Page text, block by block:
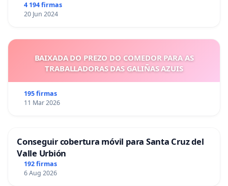
4 194 firmas
20 Jun 2024
BAIXADA DO PREZO DO COMEDOR PARA AS
TRABALLADORAS DAS GALIÑAS AZUIS
195 firmas
11 Mar 2026
Conseguir cobertura móvil para Santa Cruz del
Valle Urbión
192 firmas
6 Aug 2026